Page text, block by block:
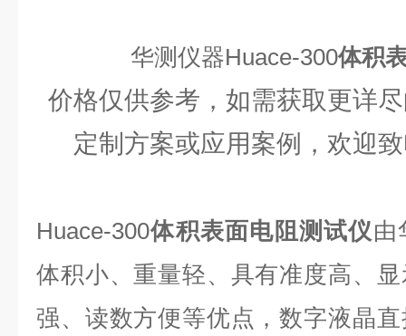
华测仪器Huace-300体积
价格仅供参考，如需获取更详
定制方案或应用案例，欢迎
Huace-300体积表面电阻测试仪由
体积小、重量轻、具有准度高、
强、读数方便等优点，数字液晶